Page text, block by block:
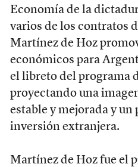
Economía de la
varios de los contratos
Martínez de Hoz
económicos para
el libreto del programa
proyectando una
estable y mejorada y un
inversión extranjera.
Martínez de Hoz fue el